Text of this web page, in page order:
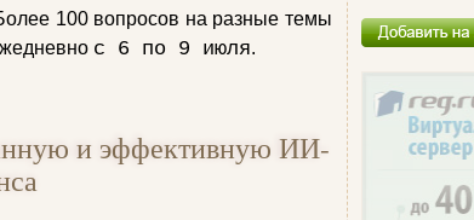
100 вопросов на разные темы
с 6 по 9 июля.
и эффективную ИИ-